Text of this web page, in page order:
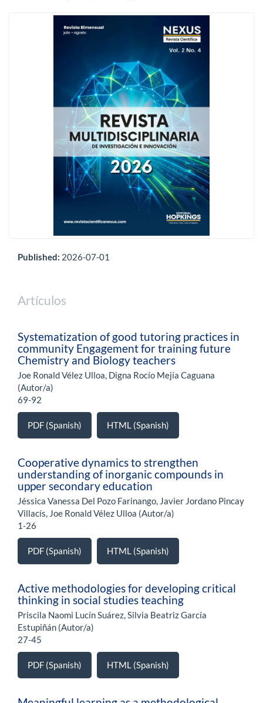
Published: 2026-07-01
Artículos
Systematization of good tutoring practices in
community Engagement for training future
Chemistry and Biology teachers
Joe Ronald Vélez Ulloa, Digna Rocío Mejía Caguana
(Autor/a)
69-92
PDF (Spanish) HTML (Spanish)
Cooperative dynamics to strengthen
understanding of inorganic compounds in
upper secondary education
Jéssica Vanessa Del Pozo Farinango, Javier Jordano Pincay
Villacís, Joe Ronald Vélez Ulloa (Autor/a)
1-26
PDF (Spanish) HTML (Spanish)
Active methodologies for developing critical
thinking in social studies teaching
Priscila Naomi Lucín Suárez, Silvia Beatriz García
Estupiñán (Autor/a)
27-45
PDF (Spanish) HTML (Spanish)